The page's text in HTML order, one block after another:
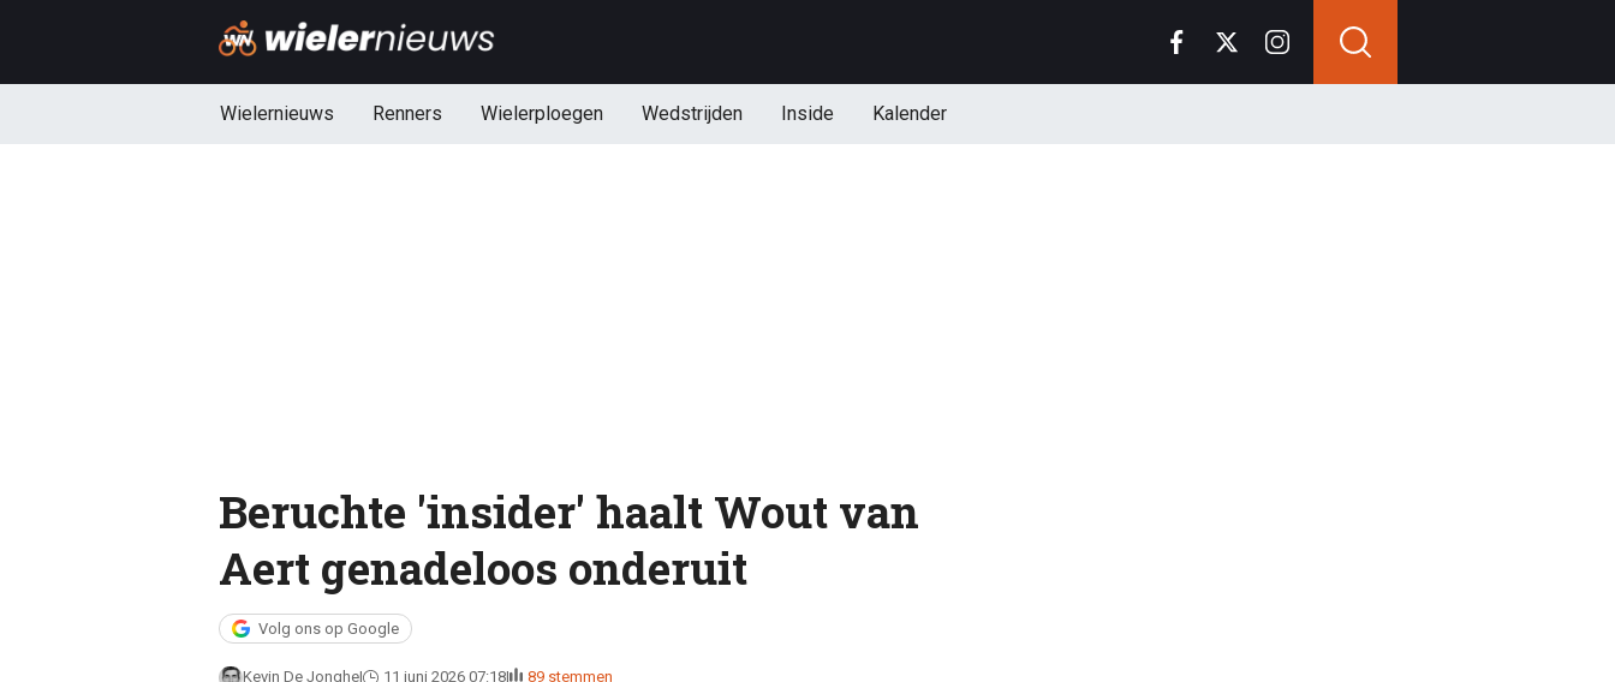
Wielernieuws Renners Wielerploegen Wedstrijden Inside Kalender
Beruchte 'insider' haalt Wout van
Aert genadeloos onderuit
Volg ons op Google
Kevin De Jonghe 11 juni 2026 07:18 89 stemmen